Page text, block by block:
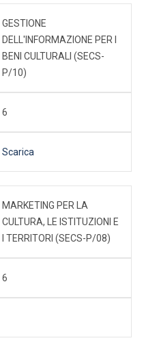
GESTIONE
DELL'INFORMAZIONE PER I
BENI CULTURALI (SECS-
P/10)
6
Scarica
MARKETING PER LA
CULTURA, LE ISTITUZIONI E
I TERRITORI (SECS-P/08)
6